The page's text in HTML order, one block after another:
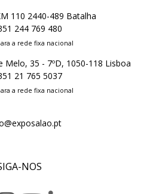
110 2440-489 Batalha
244 769 480
a rede fixa nacional
Melo, 35 - 7ºD, 1050-118 Lisboa
21 765 5037
a rede fixa nacional
NOS